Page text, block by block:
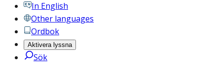
In English
Other languages
Ordbok
Aktivera lyssna
Sök